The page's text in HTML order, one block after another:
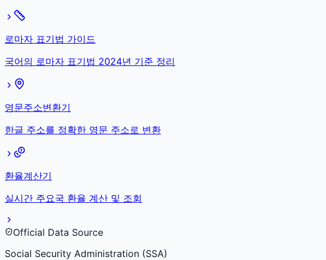
로마자 표기법 가이드
국어의 로마자 표기법 2024년 기준 정리
영문주소변환기
한글 주소를 정확한 영문 주소로 변환
환율계산기
실시간 주요국 환율 계산 및 조회
Official Data Source
Social Security Administration (SSA)